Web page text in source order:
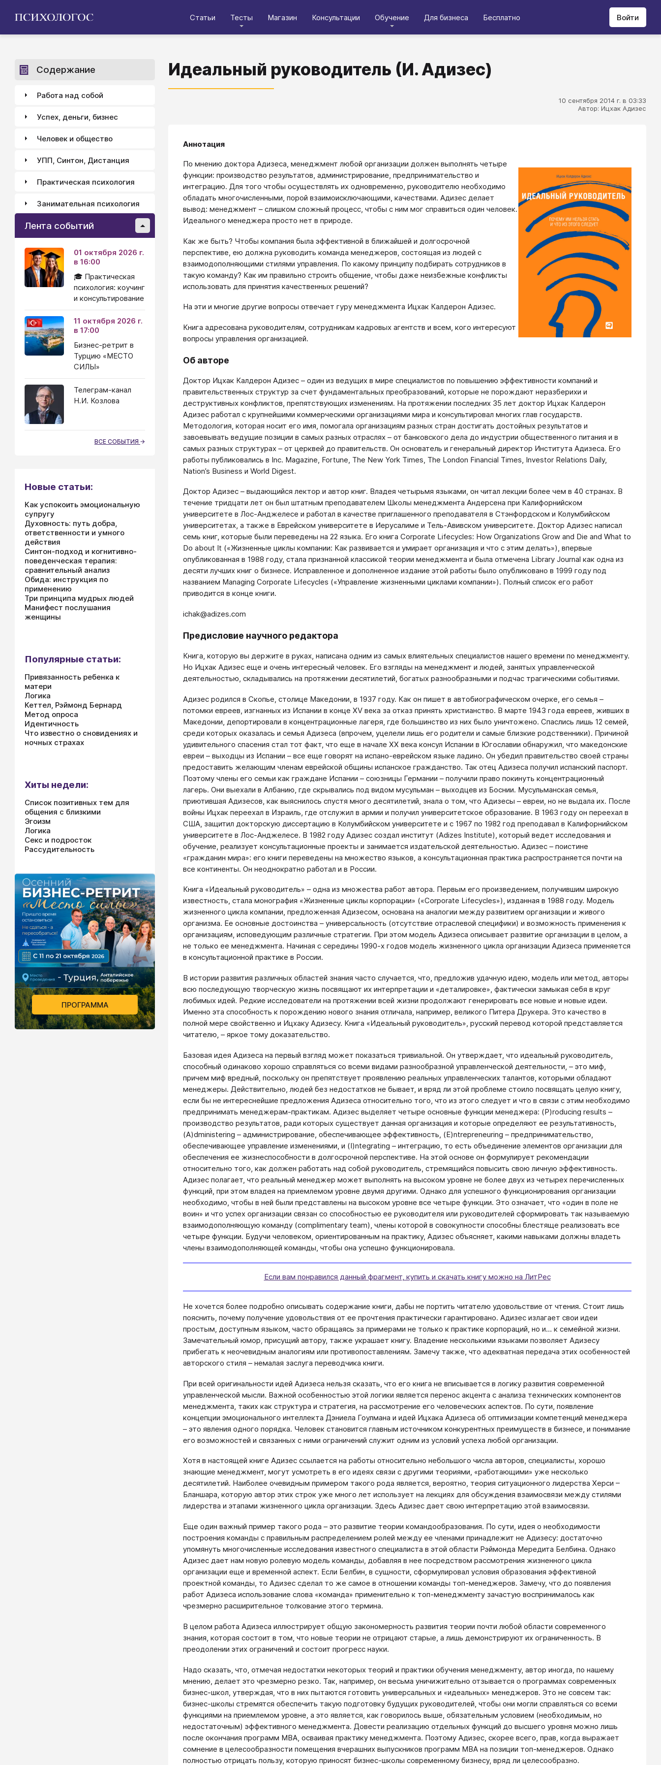
Статьи Тесты Магазин Консультации Обучение Для бизнеса Бесплатно Войти
Идеальный руководитель (И. Адизес)
10 сентября 2014 г. в 03:33
Автор: Ицхак Адизес
Аннотация
По мнению доктора Адизеса, менеджмент любой организации должен выполнять четыре
функции: производство результатов, администрирование, предпринимательство и
интеграцию. Для того чтобы осуществлять их одновременно, руководителю необходимо
обладать многочисленными, порой взаимоисключающими, качествами. Адизес делает
вывод: менеджмент – слишком сложный процесс, чтобы с ним мог справиться один человек.
Идеального менеджера просто нет в природе.
Как же быть? Чтобы компания была эффективной в ближайшей и долгосрочной
перспективе, ею должна руководить команда менеджеров, состоящая из людей с
взаимодополняющими стилями управления. По какому принципу подбирать сотрудников в
такую команду? Как им правильно строить общение, чтобы даже неизбежные конфликты
использовать для принятия качественных решений?
На эти и многие другие вопросы отвечает гуру менеджмента Ицхак Калдерон Адизес.
Книга адресована руководителям, сотрудникам кадровых агентств и всем, кого интересуют
вопросы управления организацией.
Об авторе
Доктор Ицхак Калдерон Адизес – один из ведущих в мире специалистов по повышению эффективности компаний и
правительственных структур за счет фундаментальных преобразований, которые не порождают неразберихи и
деструктивных конфликтов, препятствующих изменениям. На протяжении последних 35 лет доктор Ицхак Калдерон
Адизес работал с крупнейшими коммерческими организациями мира и консультировал многих глав государств.
Методология, которая носит его имя, помогала организациям разных стран достигать достойных результатов и
завоевывать ведущие позиции в самых разных отраслях – от банковского дела до индустрии общественного питания и в
самых разных структурах – от церквей до правительств. Он основатель и генеральный директор Института Адизеса. Его
работы публиковались в Inc. Magazine, Fortune, The New York Times, The London Financial Times, Investor Relations Daily,
Nation’s Business и World Digest.
Доктор Адизес – выдающийся лектор и автор книг. Владея четырьмя языками, он читал лекции более чем в 40 странах. В
течение тридцати лет он был штатным преподавателем Школы менеджмента Андерсена при Калифорнийском
университете в Лос-Анджелесе и работал в качестве приглашенного преподавателя в Стэнфордском и Колумбийском
университетах, а также в Еврейском университете в Иерусалиме и Тель-Авивском университете. Доктор Адизес написал
семь книг, которые были переведены на 22 языка. Его книга Corporate Lifecycles: How Organizations Grow and Die and What to
Do about It («Жизненные циклы компании: Как развивается и умирает организация и что с этим делать»), впервые
опубликованная в 1988 году, стала признанной классикой теории менеджмента и была отмечена Library Journal как одна из
десяти лучших книг о бизнесе. Исправленное и дополненное издание этой работы было опубликовано в 1999 году под
названием Managing Corporate Lifecycles («Управление жизненными циклами компании»). Полный список его работ
приводится в конце книги.
ichak@adizes.com
Предисловие научного редактора
Книга, которую вы держите в руках, написана одним из самых влиятельных специалистов нашего времени по менеджменту.
Но Ицхак Адизес еще и очень интересный человек. Его взгляды на менеджмент и людей, занятых управленческой
деятельностью, складывались на протяжении десятилетий, богатых разнообразными и подчас трагическими событиями.
Адизес родился в Скопье, столице Македонии, в 1937 году. Как он пишет в автобиографическом очерке, его семья –
потомки евреев, изгнанных из Испании в конце XV века за отказ принять христианство. В марте 1943 года евреев, живших в
Македонии, депортировали в концентрационные лагеря, где большинство из них было уничтожено. Спаслись лишь 12 семей,
среди которых оказалась и семья Адизеса (впрочем, уцелели лишь его родители и самые близкие родственники). Причиной
удивительного спасения стал тот факт, что еще в начале ХХ века консул Испании в Югославии обнаружил, что македонские
евреи – выходцы из Испании – все еще говорят на испано-еврейском языке ладино. Он убедил правительство своей страны
предоставить желающим членам еврейской общины испанское гражданство. Так отец Адизеса получил испанский паспорт.
Поэтому члены его семьи как граждане Испании – союзницы Германии – получили право покинуть концентрационный
лагерь. Они выехали в Албанию, где скрывались под видом мусульман – выходцев из Боснии. Мусульманская семья,
приютившая Адизесов, как выяснилось спустя много десятилетий, знала о том, что Адизесы – евреи, но не выдала их. После
войны Ицхак переехал в Израиль, где отслужил в армии и получил университетское образование. В 1963 году он переехал в
США, защитил докторскую диссертацию в Колумбийском университете и с 1967 по 1982 год преподавал в Калифорнийском
университете в Лос-Анджелесе. В 1982 году Адизес создал институт (Adizes Institute), который ведет исследования и
обучение, реализует консультационные проекты и занимается издательской деятельностью. Адизес – поистине
«гражданин мира»: его книги переведены на множество языков, а консультационная практика распространяется почти на
все континенты. Он неоднократно работал и в России.
Книга «Идеальный руководитель» – одна из множества работ автора. Первым его произведением, получившим широкую
известность, стала монография «Жизненные циклы корпорации» («Corporate Lifecycles»), изданная в 1988 году. Модель
жизненного цикла компании, предложенная Адизесом, основана на аналогии между развитием организации и живого
организма. Ее основные достоинства – универсальность (отсутствие отраслевой специфики) и возможность применения к
организациям, исповедующим различные стратегии. При этом модель Адизеса описывает развитие организации в целом, а
не только ее менеджмента. Начиная с середины 1990-х годов модель жизненного цикла организации Адизеса применяется
в консультационной практике в России.
В истории развития различных областей знания часто случается, что, предложив удачную идею, модель или метод, авторы
всю последующую творческую жизнь посвящают их интерпретации и «деталировке», фактически замыкая себя в круг
любимых идей. Редкие исследователи на протяжении всей жизни продолжают генерировать все новые и новые идеи.
Именно эта способность к порождению нового знания отличала, например, великого Питера Друкера. Это качество в
полной мере свойственно и Ицхаку Адизесу. Книга «Идеальный руководитель», русский перевод которой представляется
читателю, – яркое тому доказательство.
Базовая идея Адизеса на первый взгляд может показаться тривиальной. Он утверждает, что идеальный руководитель,
способный одинаково хорошо справляться со всеми видами разнообразной управленческой деятельности, – это миф,
причем миф вредный, поскольку он препятствует проявлению реальных управленческих талантов, которыми обладают
менеджеры. Действительно, людей без недостатков не бывает, и вряд ли этой проблеме стоило посвящать целую книгу,
если бы не интереснейшие предложения Адизеса относительно того, что из этого следует и что в связи с этим необходимо
предпринимать менеджерам-практикам. Адизес выделяет четыре основные функции менеджера: (P)roducing results –
производство результатов, ради которых существует данная организация и которые определяют ее результативность,
(A)dministering – администрирование, обеспечивающее эффективность, (E)ntrepreneuring – предпринимательство,
обеспечивающее управление изменениями, и (I)ntegrating – интеграцию, то есть объединение элементов организации для
обеспечения ее жизнеспособности в долгосрочной перспективе. На этой основе он формулирует рекомендации
относительно того, как должен работать над собой руководитель, стремящийся повысить свою личную эффективность.
Адизес полагает, что реальный менеджер может выполнять на высоком уровне не более двух из четырех перечисленных
функций, при этом владея на приемлемом уровне двумя другими. Однако для успешного функционирования организации
необходимо, чтобы в ней были представлены на высоком уровне все четыре функции. Это означает, что «один в поле не
воин» и что успех организации связан со способностью ее руководителя или руководителей сформировать так называемую
взаимодополняющую команду (complimentary team), члены которой в совокупности способны блестяще реализовать все
четыре функции. Будучи человеком, ориентированным на практику, Адизес объясняет, какими навыками должны владеть
члены взаимодополняющей команды, чтобы она успешно функционировала.
Если вам понравился данный фрагмент, купить и скачать книгу можно на ЛитРес
Не хочется более подробно описывать содержание книги, дабы не портить читателю удовольствие от чтения. Стоит лишь
пояснить, почему получение удовольствия от ее прочтения практически гарантировано. Адизес излагает свои идеи
простым, доступным языком, часто обращаясь за примерами не только к практике корпораций, но и… к семейной жизни.
Замечательный юмор, присущий автору, также украшает книгу. Владение несколькими языками позволяет Адизесу
прибегать к неочевидным аналогиям или противопоставлениям. Замечу также, что адекватная передача этих особенностей
авторского стиля – немалая заслуга переводчика книги.
При всей оригинальности идей Адизеса нельзя сказать, что его книга не вписывается в логику развития современной
управленческой мысли. Важной особенностью этой логики является перенос акцента с анализа технических компонентов
менеджмента, таких как структура и стратегия, на рассмотрение его человеческих аспектов. По сути, появление
концепции эмоционального интеллекта Дэниела Гоулмана и идей Ицхака Адизеса об оптимизации компетенций менеджера
– это явления одного порядка. Человек становится главным источником конкурентных преимуществ в бизнесе, и понимание
его возможностей и связанных с ними ограничений служит одним из условий успеха любой организации.
Хотя в настоящей книге Адизес ссылается на работы относительно небольшого числа авторов, специалисты, хорошо
знающие менеджмент, могут усмотреть в его идеях связи с другими теориями, «работающими» уже несколько
десятилетий. Наиболее очевидным примером такого рода является, вероятно, теория ситуационного лидерства Херси –
Бланшара, которую автор этих строк уже много лет использует на лекциях для обсуждения взаимосвязи между стилями
лидерства и этапами жизненного цикла организации. Здесь Адизес дает свою интерпретацию этой взаимосвязи.
Еще один важный пример такого рода – это развитие теории командообразования. По сути, идея о необходимости
построения команды с правильным распределением ролей между ее членами принадлежит не Адизесу: достаточно
упомянуть многочисленные исследования известного специалиста в этой области Рэймонда Мередита Белбина. Однако
Адизес дает нам новую ролевую модель команды, добавляя в нее посредством рассмотрения жизненного цикла
организации еще и временной аспект. Если Белбин, в сущности, сформулировал условия образования эффективной
проектной команды, то Адизес сделал то же самое в отношении команды топ-менеджеров. Замечу, что до появления
работ Адизеса использование слова «команда» применительно к топ-менеджменту зачастую воспринималось как
чрезмерно расширительное толкование этого термина.
В целом работа Адизеса иллюстрирует общую закономерность развития теории почти любой области современного
знания, которая состоит в том, что новые теории не отрицают старые, а лишь демонстрируют их ограниченность. В
преодолении этих ограничений и состоит прогресс науки.
Надо сказать, что, отмечая недостатки некоторых теорий и практики обучения менеджменту, автор иногда, по нашему
мнению, делает это чрезмерно резко. Так, например, он весьма уничижительно отзывается о программах современных
бизнес-школ, утверждая, что в них пытаются готовить универсальных и «идеальных» менеджеров. Это не совсем так:
бизнес-школы стремятся обеспечить такую подготовку будущих руководителей, чтобы они могли справляться со всеми
функциями на приемлемом уровне, а это является, как говорилось выше, обязательным условием (необходимым, но
недостаточным) эффективного менеджмента. Довести реализацию отдельных функций до высшего уровня можно лишь
после окончания программ МВА, осваивая практику менеджмента. Поэтому Адизес, скорее всего, прав, когда выражает
сомнение в целесообразности помещения вчерашних выпускников программ МВА на позиции топ-менеджеров. Однако
полностью отрицать пользу, которую приносят бизнес-школы современному бизнесу, вряд ли целесообразно.
Содержание
Работа над собой
Успех, деньги, бизнес
Человек и общество
УПП, Синтон, Дистанция
Практическая психология
Занимательная психология
Лента событий
01 октября 2026 г.
в 16:00
🎓 Практическая
психология: коучинг
и консультирование
11 октября 2026 г.
в 17:00
Бизнес-ретрит в
Турцию «МЕСТО
СИЛЫ»
Телеграм-канал
Н.И. Козлова
ВСЕ СОБЫТИЯ
Новые статьи:
Как успокоить эмоциональную
супругу
Духовность: путь добра,
ответственности и умного
действия
Синтон-подход и когнитивно-
поведенческая терапия:
сравнительный анализ
Обида: инструкция по
применению
Три принципа мудрых людей
Манифест послушания
женщины
Популярные статьи:
Привязанность ребенка к
матери
Логика
Кеттел, Рэймонд Бернард
Метод опроса
Идентичность
Что известно о сновидениях и
ночных страхах
Хиты недели:
Список позитивных тем для
общения с близкими
Эгоизм
Логика
Секс и подросток
Рассудительность
ПРОГРАММА